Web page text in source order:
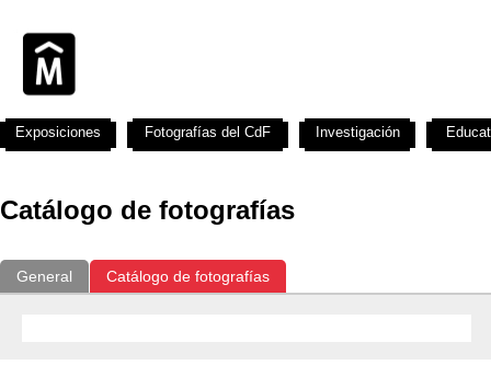
Catálogo de fotografías
General Catálogo de fotografías
Exposiciones Fotografías del CdF Investigación